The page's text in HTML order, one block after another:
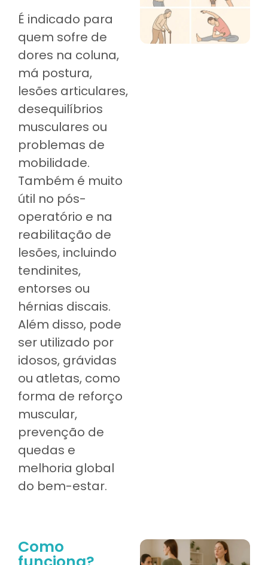
É indicado para
quem sofre de
dores na coluna,
má postura,
lesões articulares,
desequilíbrios
musculares ou
problemas de
mobilidade.
Também é muito
útil no pós-
operatório e na
reabilitação de
lesões, incluindo
tendinites,
entorses ou
hérnias discais.
Além disso, pode
ser utilizado por
idosos, grávidas
ou atletas, como
forma de reforço
muscular,
prevenção de
quedas e
melhoria global
do bem-estar.
Como